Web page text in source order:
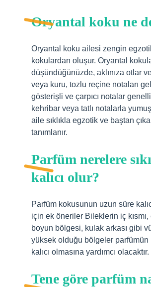
Oryantal koku ne
Oryantal koku ailesi zengin
kokulardan oluşur. Oryantal
düşündüğünüzde, aklınıza otlar
veya kuru, tozlu reçine notaları
gösterişli ve çarpıcı notalar
kehribar veya tatlı notalarla
aile sıklıkla egzotik ve baştan
tanımlanır.
Parfüm nerelere
kalıcı olur?
Parfüm kokusunun uzun süre
için ek öneriler Bileklerin iç
boyun bölgesi, kulak arkası gibi
yüksek olduğu bölgeler parfümün
kalıcı olmasına yardımcı olacaktır.
Tene göre parfüm